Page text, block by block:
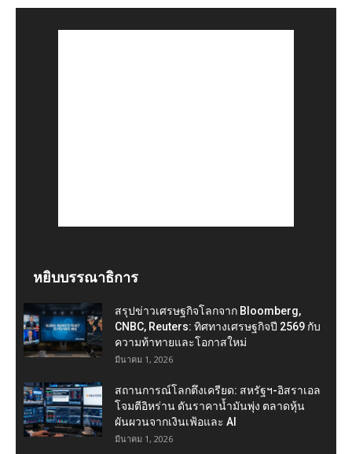
หยิบบรรณาธิการ
สรุปข่าวเศรษฐกิจโลกจาก Bloomberg,
CNBC, Reuters: ทิศทางเศรษฐกิจปี 2569 กับ
ความท้าทายและโอกาสใหม่
มีนาคม 1, 2026
สถานการณ์โลกตึงเครียด: สหรัฐฯ-อิสราเอล
โจมตีอิหร่าน ดันราคาน้ำมันพุ่ง ตลาดหุ้น
ผันผวนจากเงินเฟ้อและ AI
มีนาคม 1, 2026